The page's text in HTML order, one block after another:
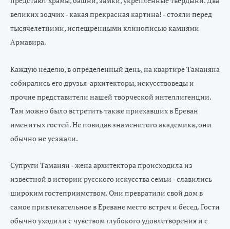
великих зодчих - какая прекрасная картина! - стояли перед
тысячелетними, испещренными клинописью камнями
Армавира.
Каждую неделю, в определенный день, на квартире Таманяна
собирались его друзья-архитекторы, искусствоведы и
прочие представители нашей творческой интеллигенции.
Там можно было встретить также приехавших в Ереван
именитых гостей. Не повидав знаменитого академика, они
обычно не уезжали.
Супруги Таманян - жена архитектора происходила из
известной в истории русского искусства семьи - славились
широким гостеприимством. Они превратили свой дом в
самое привлекательное в Ереване место встреч и бесед. Гости
обычно уходили с чувством глубокого удовлетворения и с